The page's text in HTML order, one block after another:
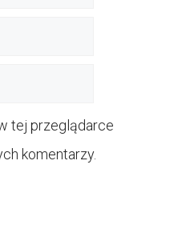
tej przeglądarce
komentarzy.